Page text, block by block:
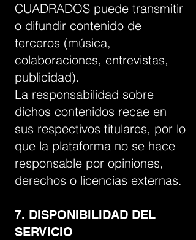
CUADRADOS puede transmitir
o difundir contenido de
terceros (música,
colaboraciones, entrevistas,
publicidad).
La responsabilidad sobre
dichos contenidos recae en
sus respectivos titulares, por lo
que la plataforma no se hace
responsable por opiniones,
derechos o licencias externas.
7. DISPONIBILIDAD DEL
SERVICIO